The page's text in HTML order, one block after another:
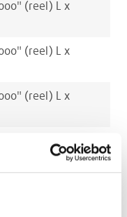
" (reel) L x
" (reel) L x
" (reel) L x